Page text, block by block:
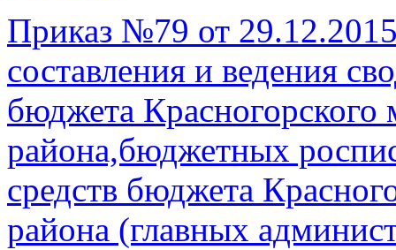
Приказ №79 от
составления и ведения
бюджета Красногорского
района,бюджетных
средств бюджета
района (главных